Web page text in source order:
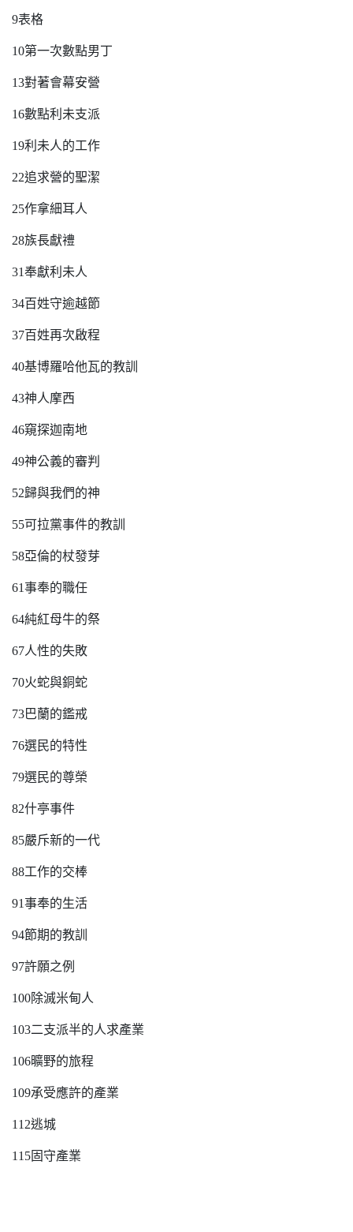
9表格
10第一次數點男丁
13對著會幕安營
16數點利未支派
19利未人的工作
22追求營的聖潔
25作拿細耳人
28族長獻禮
31奉獻利未人
34百姓守逾越節
37百姓再次啟程
40基博羅哈他瓦的教訓
43神人摩西
46窺探迦南地
49神公義的審判
52歸與我們的神
55可拉黨事件的教訓
58亞倫的杖發芽
61事奉的職任
64純紅母牛的祭
67人性的失敗
70火蛇與銅蛇
73巴蘭的鑑戒
76選民的特性
79選民的尊榮
82什亭事件
85嚴斥新的一代
88工作的交棒
91事奉的生活
94節期的教訓
97許願之例
100除滅米甸人
103二支派半的人求產業
106曠野的旅程
109承受應許的產業
112逃城
115固守產業